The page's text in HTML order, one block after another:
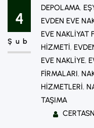
4
Şub
DEPOLAMA,
EVDEN EVE
EVE NAKLIYAT
HIZMETI,
EVE NAKLIYE,
FIRMALARI,
HIZMETLERI,
TAŞIMA